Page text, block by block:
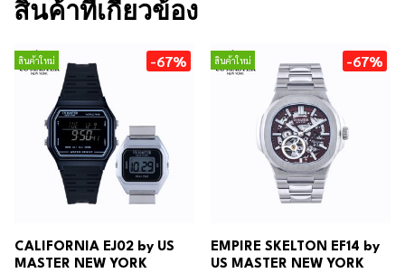
สินค้าที่เกี่ยวข้อง
สินค้าใหม่ -67%
CALIFORNIA EJ02 by US
MASTER NEW YORK
สินค้าใหม่ -67%
EMPIRE SKELTON EF14 by
US MASTER NEW YORK